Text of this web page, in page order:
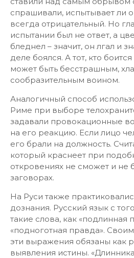
спрашивали, испытывает ли
всегда отрицательный. Но
испытании был не ответ, а
бледнел – значит, он лгал и
деле боялся. А тот, кто
может быть бесстрашным,
сообразительным воином.
Аналогичный способ
Риме при выборе
задавали провокационные
на его реакцию. Если лицо
его брали на должность.
который краснеет при
откровениях не сможет и не
заговорах.
На Руси также
дознания. Русский язык с
такие слова, как «подлинная
«подноготная правда».
эти выражения обязаны как
выявления истины.